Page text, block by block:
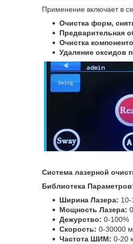
Применение включает в
Очистка форм,
Предварительная
Очистка
Удаление оксидов
Система лазерной
Библиотека
Ширина Лазера:
Мощность Лазера:
Дежурство: 0-100%
Скорость: 0-30000
Частота ШИМ: 0-20